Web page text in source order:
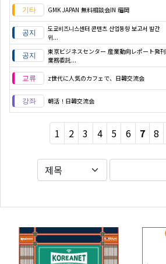
GMK JAPAN 無料相談会IN 福岡
도쿄비즈니스센터 콘텐츠 산업동향 보고서 발간
위...
東京ビジネスセンター 産業動向レポート発刊
業務委託...
z世代に人気のカフェで、日韓交流会
朝活！日韓交流会
1 2 3 4 5 6 7 8